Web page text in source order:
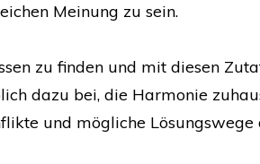
Meinung zu sein.
zu finden und mit diesen
dazu bei, die Harmonie
und mögliche Lösungswege